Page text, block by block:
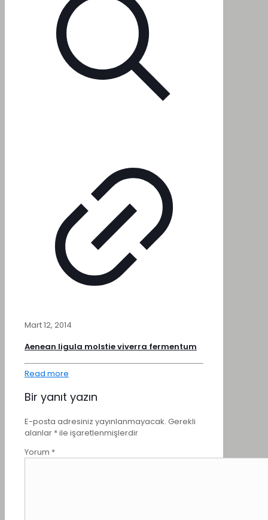
Mart 12, 2014
Aenean ligula molstie viverra fermentum
Read more
Bir yanıt yazın
E-posta adresiniz yayınlanmayacak. Gerekli
alanlar *ile işaretlenmişlerdir
Yorum *